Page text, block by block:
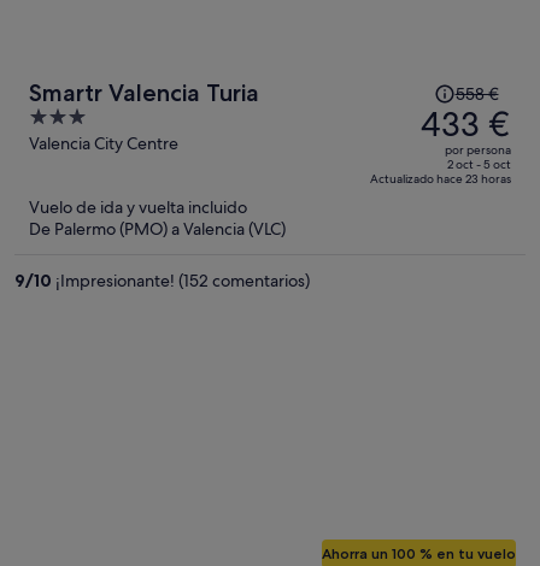
Smartr Valencia Turia
3
out
Valencia City Centre
precio
era
558 €,
558 €
433 €
por persona
2 oct - 5 oct
Actualizado hace 23 horas
Vuelo de ida y vuelta incluido
De Palermo (PMO) a Valencia (VLC)
9/10 ¡Impresionante! (152 comentarios)
Ahorra un 100 % en tu vuelo